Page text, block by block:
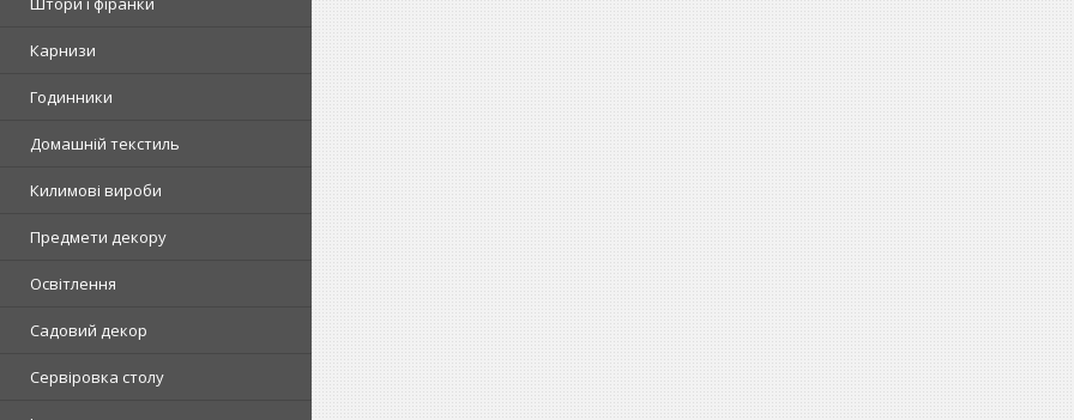
Карнизи
Годинники
Домашній текстиль
Килимові вироби
Предмети декору
Освітлення
Садовий декор
Сервіровка столу